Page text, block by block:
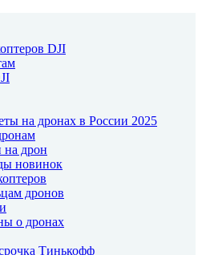
DJI
на дронах в России 2025
дрон
новинок
дронов
о дронах
Тинькофф